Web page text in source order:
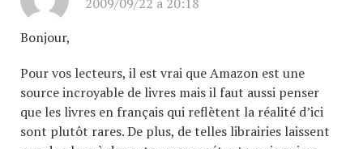
Bonjour,
Pour vos lecteurs, il est vrai que Amazon est une
source incroyable de livres mais il faut aussi penser
que les livres en français qui reflètent la réalité d’ici
sont plutôt rares. De plus, de telles librairies laissent